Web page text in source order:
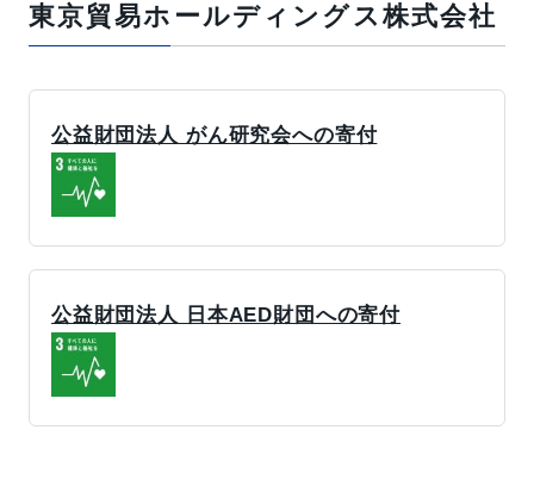
東京貿易ホールディングス株式会社
公益財団法人 がん研究会への寄付
公益財団法人 日本AED財団への寄付